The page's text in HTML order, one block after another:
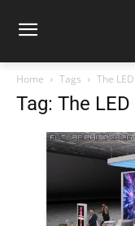
Home Tags The LED
Tag: The LED